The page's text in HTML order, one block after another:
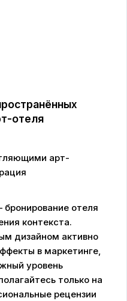
отеля
отеля
контекста.
дизайном активно
в маркетинге,
уровень
только на
рецензии